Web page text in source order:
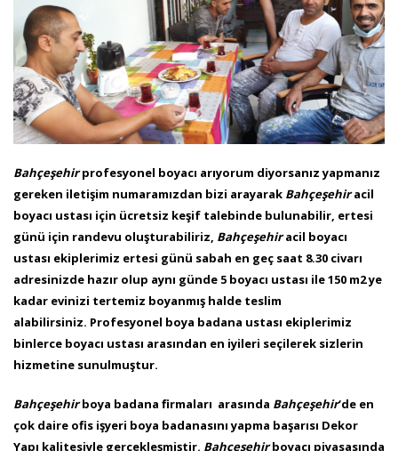
Bahçeşehirprofesyonel boyacı arıyorum diyorsanız yapmanız
gereken iletişim numaramızdan bizi arayarak Bahçeşehiracil
boyacı ustası için ücretsiz keşif talebinde bulunabilir, ertesi
günü için randevu oluşturabiliriz, Bahçeşehiracil boyacı
ustası ekiplerimiz ertesi günü sabah en geç saat 8.30 civarı
adresinizde hazır olup aynı günde 5 boyacı ustası ile 150 m2 ye
kadar evinizi tertemiz boyanmış halde teslim
alabilirsiniz. Profesyonel boya badana ustası ekiplerimiz
binlerce boyacı ustası arasından en iyileri seçilerek sizlerin
hizmetine sunulmuştur.
Bahçeşehirboya badana firmaları arasında Bahçeşehir‘de en
çok daire ofis işyeri boya badanasını yapma başarısı Dekor
Yapı kalitesiyle gerçekleşmiştir. Bahçeşehirboyacı piyasasında